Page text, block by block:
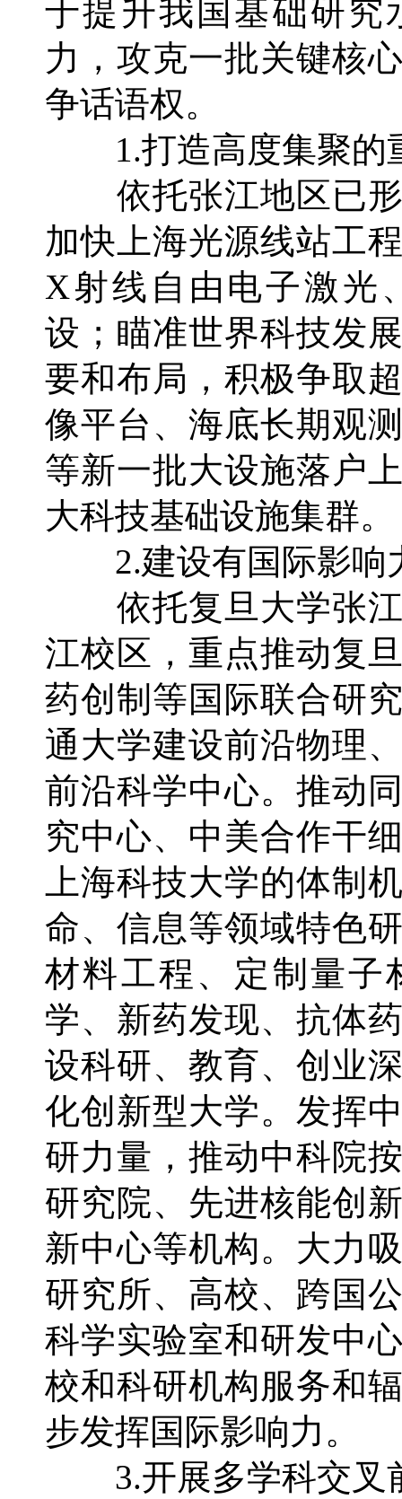
于提升我国基础研究
力，攻克一批关键核
争话语权。
1.打造高度集聚的
依托张江地区已形
加快上海光源线站工
X射线自由电子激光
设；瞄准世界科技发
要和布局，积极争取
像平台、海底长期观
等新一批大设施落户
大科技基础设施集群。
2.建设有国际影响
依托复旦大学张江
江校区，重点推动复
药创制等国际联合研
通大学建设前沿物理
前沿科学中心。推动
究中心、中美合作干
上海科技大学的体制
命、信息等领域特色
材料工程、定制量子
学、新药发现、抗体
设科研、教育、创业
化创新型大学。发挥
研力量，推动中科院
研究院、先进核能创
新中心等机构。大力
研究所、高校、跨国
科学实验室和研发中
校和科研机构服务和
步发挥国际影响力。
3.开展多学科交叉